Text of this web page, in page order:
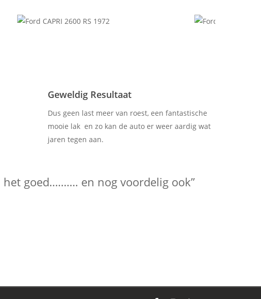
Geweldig Resultaat
Dus geen last meer van roest, een fantastische
mooie lak en zo kan de auto er weer aardig wat
jaren tegen aan.
het goed………. en nog voordelig ook”